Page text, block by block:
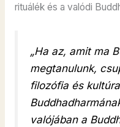
rituálék és a valódi
„Ha az, amit ma
megtanulunk,
filozófia és
valójában a